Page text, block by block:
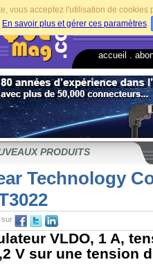
vous acceptez l'utilisation de
En savoir plus et gérer ces paramètres.
accueil
PRODUITS
Technology
sur
VLDO, 1 A,
V sur une tension